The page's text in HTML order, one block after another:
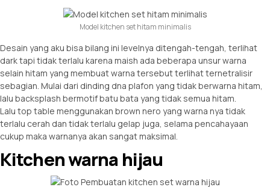
Model kitchen set hitam minimalis
Desain yang aku bisa bilang ini levelnya ditengah-tengah, terlihat
dark tapi tidak terlalu karena maish ada beberapa unsur warna
selain hitam yang membuat warna tersebut terlihat ternetralisir
sebagian. Mulai dari dinding dna plafon yang tidak berwarna hitam,
lalu backsplash bermotif batu bata yang tidak semua hitam.
Lalu top table menggunakan brown nero yang warna nya tidak
terlalu cerah dan tidak terlalu gelap juga, selama pencahayaan
cukup maka warnanya akan sangat maksimal.
Kitchen warna hijau